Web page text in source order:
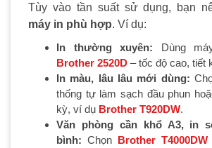
Tùy vào tần suất sử dụng, bạn
máy in phù hợp. Ví dụ:
In thường xuyên: Dùng
Brother 2520D – tốc độ cao, tiết
In màu, lâu lâu mới dùng:
thống tự làm sạch đầu phun
kỳ, ví dụ Brother T920DW.
Văn phòng cần khổ A3, in
bình: Chọn Brother T4000DW